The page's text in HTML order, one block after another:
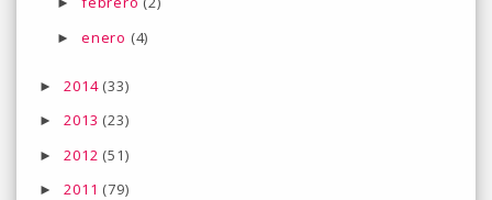
► enero (4)
►2014 (33)
►2013 (23)
►2012 (51)
►2011 (79)